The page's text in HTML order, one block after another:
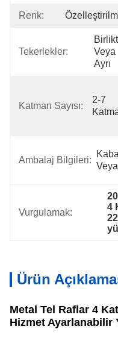
Renk:
Tekerlekler:
Veya
Ayrı
Katman Sayısı:
2-7
Ambalaj Bilgileri:
Vurgulamak:
4
Ürün
Metal Tel Raflar 4
Hizmet Ayarlanabilir